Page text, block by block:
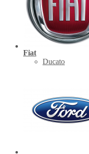
Fiat
Ducato